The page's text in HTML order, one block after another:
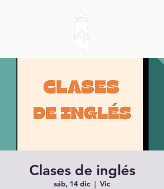
Clases de inglés
sáb, 14 dic
  |
Vic